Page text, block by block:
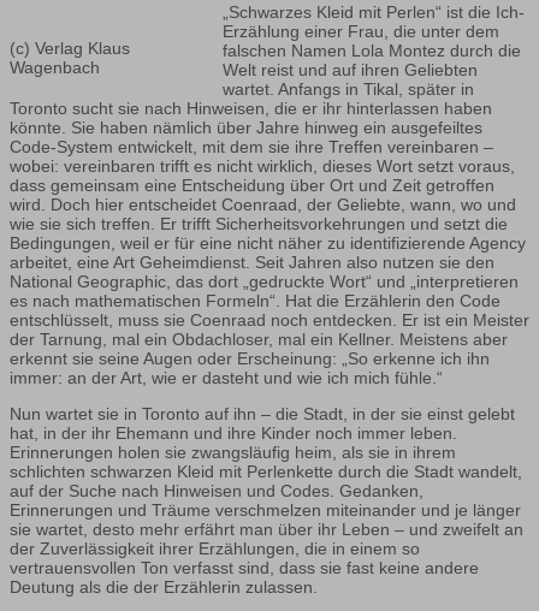
(c) Verlag Klaus
Wagenbach
„Schwarzes Kleid mit Perlen“ ist die Ich-
Erzählung einer Frau, die unter dem
falschen Namen Lola Montez durch die
Welt reist und auf ihren Geliebten
wartet. Anfangs in Tikal, später in
Toronto sucht sie nach Hinweisen, die er ihr hinterlassen haben
könnte. Sie haben nämlich über Jahre hinweg ein ausgefeiltes
Code-System entwickelt, mit dem sie ihre Treffen vereinbaren –
wobei: vereinbaren trifft es nicht wirklich, dieses Wort setzt voraus,
dass gemeinsam eine Entscheidung über Ort und Zeit getroffen
wird. Doch hier entscheidet Coenraad, der Geliebte, wann, wo und
wie sie sich treffen. Er trifft Sicherheitsvorkehrungen und setzt die
Bedingungen, weil er für eine nicht näher zu identifizierende Agency
arbeitet, eine Art Geheimdienst. Seit Jahren also nutzen sie den
National Geographic, das dort „gedruckte Wort“ und „interpretieren
es nach mathematischen Formeln“. Hat die Erzählerin den Code
entschlüsselt, muss sie Coenraad noch entdecken. Er ist ein Meister
der Tarnung, mal ein Obdachloser, mal ein Kellner. Meistens aber
erkennt sie seine Augen oder Erscheinung: „So erkenne ich ihn
immer: an der Art, wie er dasteht und wie ich mich fühle.“
Nun wartet sie in Toronto auf ihn – die Stadt, in der sie einst gelebt
hat, in der ihr Ehemann und ihre Kinder noch immer leben.
Erinnerungen holen sie zwangsläufig heim, als sie in ihrem
schlichten schwarzen Kleid mit Perlenkette durch die Stadt wandelt,
auf der Suche nach Hinweisen und Codes. Gedanken,
Erinnerungen und Träume verschmelzen miteinander und je länger
sie wartet, desto mehr erfährt man über ihr Leben – und zweifelt an
der Zuverlässigkeit ihrer Erzählungen, die in einem so
vertrauensvollen Ton verfasst sind, dass sie fast keine andere
Deutung als die der Erzählerin zulassen.